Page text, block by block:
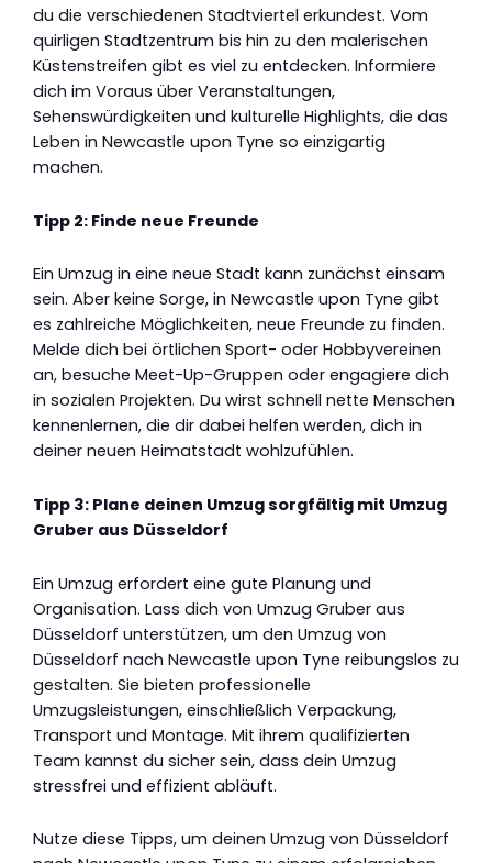
du die verschiedenen Stadtviertel erkundest. Vom
quirligen Stadtzentrum bis hin zu den malerischen
Küstenstreifen gibt es viel zu entdecken. Informiere
dich im Voraus über Veranstaltungen,
Sehenswürdigkeiten und kulturelle Highlights, die das
Leben in Newcastle upon Tyne so einzigartig
machen.
Tipp 2: Finde neue Freunde
Ein Umzug in eine neue Stadt kann zunächst einsam
sein. Aber keine Sorge, in Newcastle upon Tyne gibt
es zahlreiche Möglichkeiten, neue Freunde zu finden.
Melde dich bei örtlichen Sport- oder Hobbyvereinen
an, besuche Meet-Up-Gruppen oder engagiere dich
in sozialen Projekten. Du wirst schnell nette Menschen
kennenlernen, die dir dabei helfen werden, dich in
deiner neuen Heimatstadt wohlzufühlen.
Tipp 3: Plane deinen Umzug sorgfältig mit Umzug
Gruber aus Düsseldorf
Ein Umzug erfordert eine gute Planung und
Organisation. Lass dich von Umzug Gruber aus
Düsseldorf unterstützen, um den Umzug von
Düsseldorf nach Newcastle upon Tyne reibungslos zu
gestalten. Sie bieten professionelle
Umzugsleistungen, einschließlich Verpackung,
Transport und Montage. Mit ihrem qualifizierten
Team kannst du sicher sein, dass dein Umzug
stressfrei und effizient abläuft.
Nutze diese Tipps, um deinen Umzug von Düsseldorf